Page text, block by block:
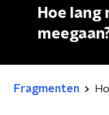
Hoe
Fragmenten